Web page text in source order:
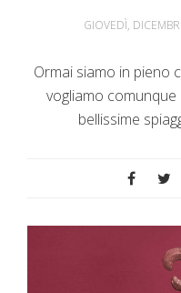
GIOVEDÌ,
Ormai siamo in pieno
vogliamo
bellissime